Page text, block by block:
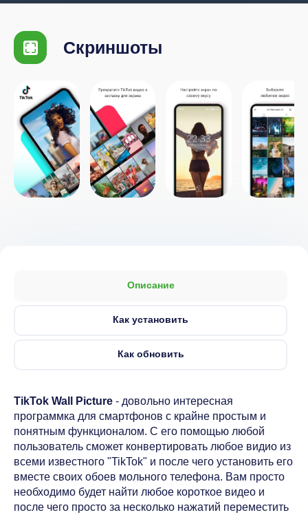
Скриншоты
Описание
Как установить
Как обновить
TikTok Wall Picture - довольно интересная
программка для смартфонов с крайне простым и
понятным функционалом. С его помощью любой
пользователь сможет конвертировать любое видио из
всеми известного "TikTok" и после чего установить его
вместе своих обоев мольного телефона. Вам просто
необходимо будет найти любое короткое видео и
после чего просто за несколько нажатий переместить